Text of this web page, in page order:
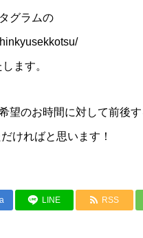
グラムの
ます。
望のお時間に対して前後す
ければと思います！
LINE RSS